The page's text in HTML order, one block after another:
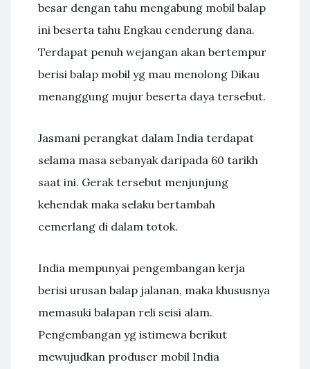
besar dengan tahu mengabung mobil balap
ini beserta tahu Engkau cenderung dana.
Terdapat penuh wejangan akan bertempur
berisi balap mobil yg mau menolong Dikau
menanggung mujur beserta daya tersebut.
Jasmani perangkat dalam India terdapat
selama masa sebanyak daripada 60 tarikh
saat ini. Gerak tersebut menjunjung
kehendak maka selaku bertambah
cemerlang di dalam totok.
India mempunyai pengembangan kerja
berisi urusan balap jalanan, maka khususnya
memasuki balapan reli seisi alam.
Pengembangan yg istimewa berikut
mewujudkan produser mobil India